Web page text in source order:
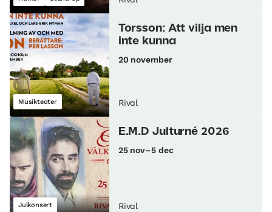
Musikteater
Torsson: Att vilja men
inte kunna
20 november
Rival
Julkonsert
E.M.D Julturné 2026
25 nov–5 dec
Rival